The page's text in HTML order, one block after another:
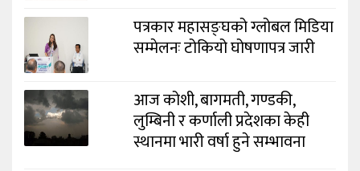
पत्रकार महासङ्घको ग्लोबल मिडिया
सम्मेलनः टोकियो घोषणापत्र जारी
आज कोशी, बागमती, गण्डकी,
लुम्बिनी र कर्णाली प्रदेशका केही
स्थानमा भारी वर्षा हुने सम्भावना